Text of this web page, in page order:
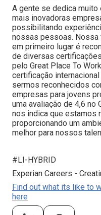
A gente se dedica muito
mais inovadoras
possibilitando
nossas pessoas.
em primeiro lugar é
de diversas
pelo Great Place To
certificação
sermos reconhecidos
empresas para jovens
uma avaliação de 4,6 no
nos indica que estamos
proporcionando um
melhor para nossos
#LI-HYBRID
Experian Careers -
Find out what its like to
here